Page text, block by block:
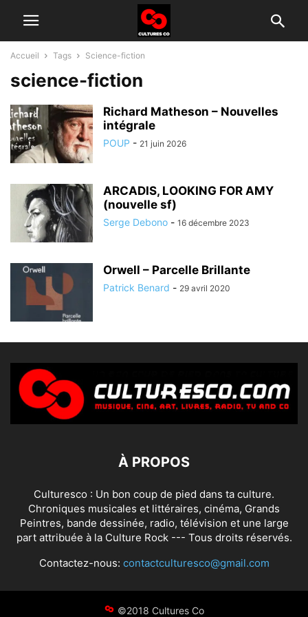
Accueil Tags Science-fiction
science-fiction
Richard Matheson – Nouvelles
intégrale
POUP - 21 juin 2026
ARCADIS, LOOKING FOR AMY
(nouvelle sf)
Serge Debono - 16 décembre 2023
Orwell – Parcelle Brillante
Patrick Benard - 29 avril 2020
À PROPOS
Culturesco : Un bon coup de pied dans ta culture.
Chroniques musicales et littéraires, cinéma, Grands
Peintres, bande dessinée, radio, télévision et une large
part attribuée à la Culture Rock --- Tous droits réservés.
Contactez-nous: contactculturesco@gmail.com
©2018 Cultures Co